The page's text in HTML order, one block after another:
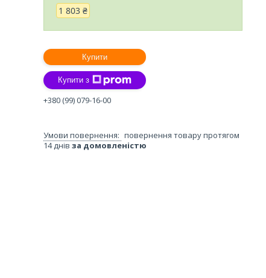
1 803 ₴
Купити
Купити з
+380 (99) 079-16-00
повернення товару протягом
14 днів за домовленістю